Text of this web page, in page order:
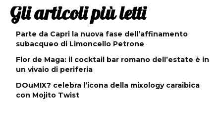
Gli articoli più letti
Parte da Capri la nuova fase dell’affinamento
subacqueo di Limoncello Petrone
Flor de Maga: il cocktail bar romano dell’estate è in
un vivaio di periferia
DOuMIX? celebra l’icona della mixology caraibica
con Mojito Twist